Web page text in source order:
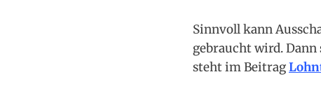
Sinnvoll kann
gebraucht wird.
steht im Beitrag